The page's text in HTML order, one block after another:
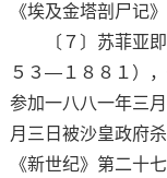
《埃及金塔剖尸记
〔７〕苏菲亚即
５３—１８８１）
参加一八八一年三
月三日被沙皇政府
《新世纪》第二十